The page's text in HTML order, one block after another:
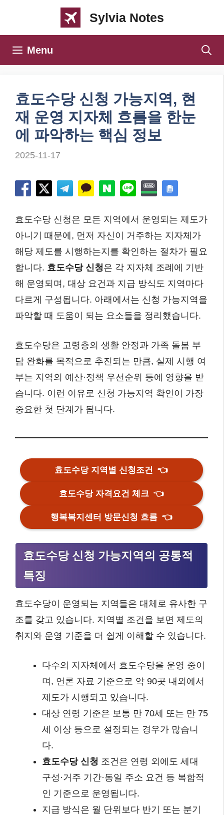
Sylvia Notes
Menu
효도수당 신청 가능지역, 현
재 운영 지자체 흐름을 한눈
에 파악하는 핵심 정보
2025-11-17
효도수당 신청은 모든 지역에서 운영되는 제도가
아니기 때문에, 먼저 자신이 거주하는 지자체가
해당 제도를 시행하는지를 확인하는 절차가 필요
합니다. 효도수당 신청은 각 지자체 조례에 기반
해 운영되며, 대상 요건과 지급 방식도 지역마다
다르게 구성됩니다. 아래에서는 신청 가능지역을
파악할 때 도움이 되는 요소들을 정리했습니다.
효도수당은 고령층의 생활 안정과 가족 돌봄 부
담 완화를 목적으로 추진되는 만큼, 실제 시행 여
부는 지역의 예산·정책 우선순위 등에 영향을 받
습니다. 이런 이유로 신청 가능지역 확인이 가장
중요한 첫 단계가 됩니다.
효도수당 지역별 신청조건👈
효도수당 자격요건 체크👈
행복복지센터 방문신청 흐름👈
효도수당 신청 가능지역의 공통적
특징
효도수당이 운영되는 지역들은 대체로 유사한 구
조를 갖고 있습니다. 지역별 조건을 보면 제도의
취지와 운영 기준을 더 쉽게 이해할 수 있습니다.
다수의 지자체에서 효도수당을 운영 중이
며, 언론 자료 기준으로 약 90곳 내외에서
제도가 시행되고 있습니다.
대상 연령 기준은 보통 만 70세 또는 만 75
세 이상 등으로 설정되는 경우가 많습니
다.
효도수당 신청 조건은 연령 외에도 세대
구성·거주 기간·동일 주소 요건 등 복합적
인 기준으로 운영됩니다.
지급 방식은 월 단위보다 반기 또는 분기